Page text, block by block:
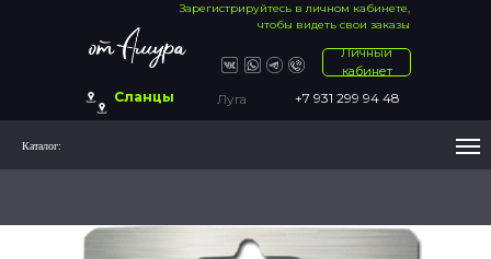
+7 931 299 94 48
Луга
Сланцы
Личный
кабинет
Зарегистрируйтесь в личном кабинете,
чтобы видеть свои заказы
Каталог: